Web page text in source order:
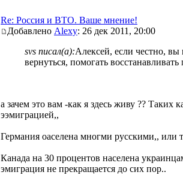
Re: Россия и ВТО. Ваше мнение!
Добавлено Alexy: 26 дек 2011, 20:00
svs писал(а):Алексей, если честно,
вернуться, помогать
а зачем это вам -как я здесь живу ?? Таких
ээмиграцией,,
Германия оаселена многми русскими,, или
Канада на 30 процентов населена
эмиграция не прекращается до сих пор..